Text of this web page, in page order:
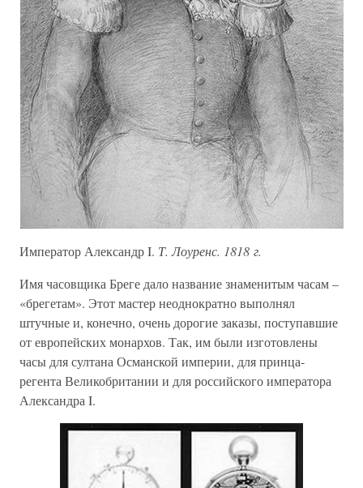
Император Александр I. Т. Лоуренс. 1818 г.
Имя часовщика Бреге дало название знаменитым часам –
«брегетам». Этот мастер неоднократно выполнял
штучные и, конечно, очень дорогие заказы, поступавшие
от европейских монархов. Так, им были изготовлены
часы для султана Османской империи, для принца-
регента Великобритании и для российского императора
Александра I.